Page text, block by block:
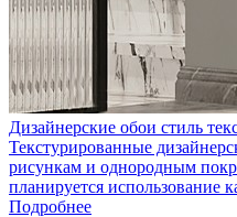
Дизайнерские обои стиль
Текстурированные
рисункам и однородным
планируется использование
Подробнее